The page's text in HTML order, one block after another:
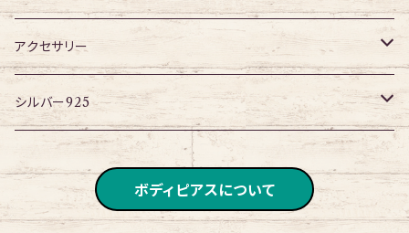
パーツ
アイレット
プラグ
アイレット
ボディピアス・ピアス以外
アクセサリー
ネックレス
シルバー925
ボディピアスについて